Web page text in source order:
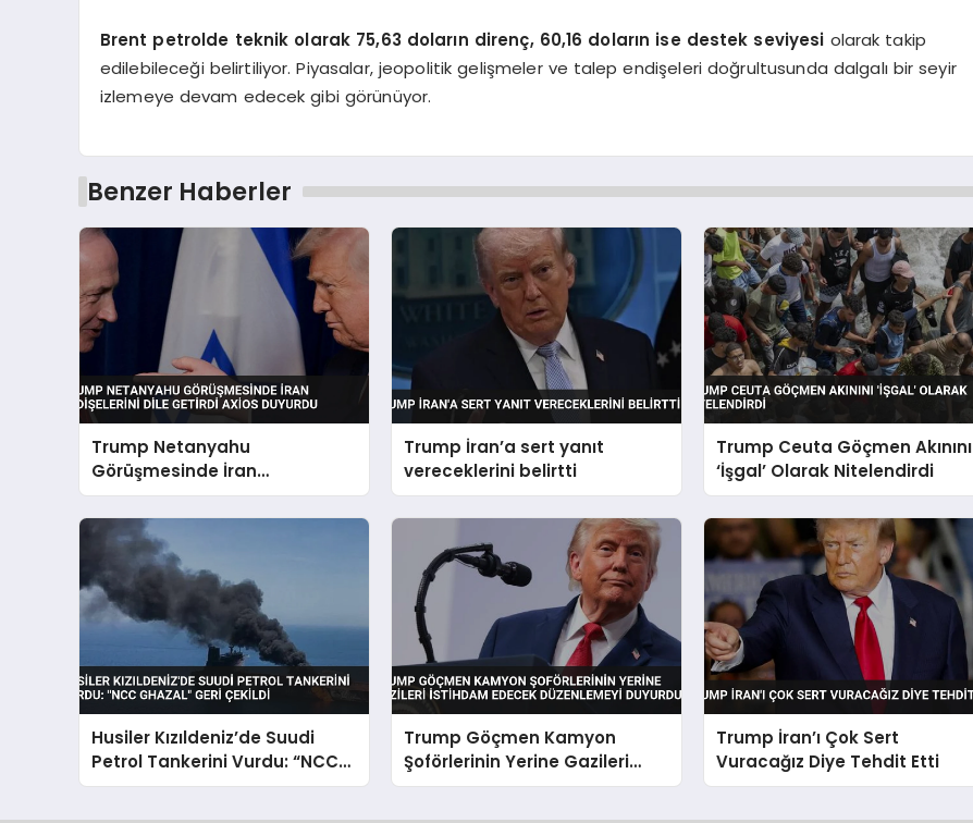
Brent petrolde teknik olarak 75,63 doların direnç, 60,16 doların ise destek seviyesi olarak takip
edilebileceği belirtiliyor. Piyasalar, jeopolitik gelişmeler ve talep endişeleri doğrultusunda dalgalı bir seyir
izlemeye devam edecek gibi görünüyor.
Benzer Haberler
Trump Netanyahu
Görüşmesinde İran
Endişelerini Dile Getirdi Axios
Duyurdu
Trump İran’a sert yanıt
vereceklerini belirtti
Trump Ceuta Göçmen Akınını
‘İşgal’ Olarak Nitelendirdi
Husiler Kızıldeniz’de Suudi
Petrol Tankerini Vurdu: “NCC
GHAZAL” Geri Çekildi
Trump Göçmen Kamyon
Şoförlerinin Yerine Gazileri
İstihdam Edecek Düzenlemeyi
Trump İran’ı Çok Sert
Vuracağız Diye Tehdit Etti